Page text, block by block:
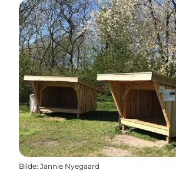
Bilde: Jannie Nyegaard